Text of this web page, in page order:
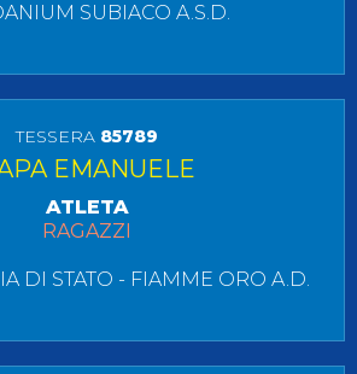
SUBIACO A.S.D.
TESSERA 85789
EMANUELE
ATLETA
RAGAZZI
DI STATO - FIAMME ORO A.D.